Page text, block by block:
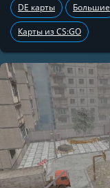
DE карты Большие
Карты из CS:GO